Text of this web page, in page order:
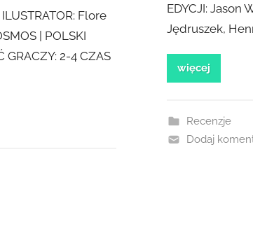
Flore
| POLSKI
GRACZY: 2-4 CZAS
EDYCJI: Jason
Jędruszek,
więcej
Recenzje
Dodaj